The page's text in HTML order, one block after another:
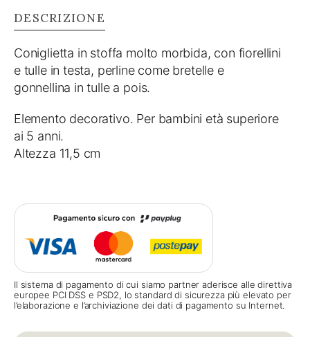
DESCRIZIONE
Coniglietta in stoffa molto morbida, con fiorellini
e tulle in testa, perline come bretelle e
gonnellina in tulle a pois.
Elemento decorativo. Per bambini età superiore
ai 5 anni.
Altezza 11,5 cm
Il sistema di pagamento di cui siamo partner aderisce alle direttiva
europee PCI DSS e PSD2, lo standard di sicurezza più elevato per
l’elaborazione e l’archiviazione dei dati di pagamento su Internet.